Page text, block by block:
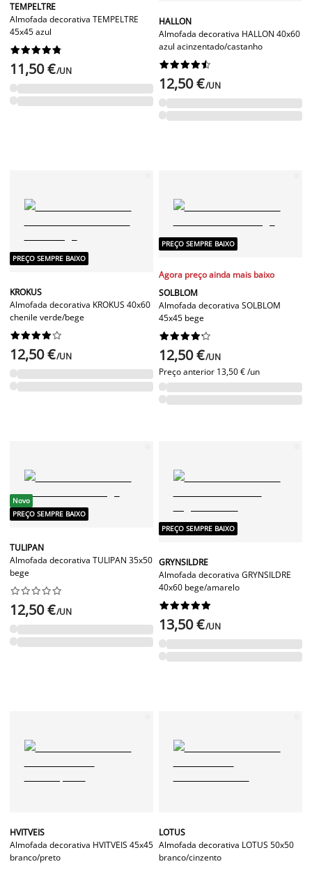
TEMPELTRE
Almofada decorativa TEMPELTRE
45x45 azul






11,50 €/UN
HALLON
Almofada decorativa HALLON 40x60
azul acinzentado/castanho






12,50 €/UN
PREÇO SEMPRE BAIXO
KROKUS
Almofada decorativa KROKUS 40x60
chenile verde/bege






12,50 €/UN
PREÇO SEMPRE BAIXO
Agora preço ainda mais baixo
SOLBLOM
Almofada decorativa SOLBLOM
45x45 bege






12,50 €/UN
Preço anterior 13,50 € /un
Novo
PREÇO SEMPRE BAIXO
TULIPAN
Almofada decorativa TULIPAN 35x50
bege






12,50 €/UN
PREÇO SEMPRE BAIXO
GRYNSILDRE
Almofada decorativa GRYNSILDRE
40x60 bege/amarelo






13,50 €/UN
HVITVEIS
Almofada decorativa HVITVEIS 45x45
branco/preto
LOTUS
Almofada decorativa LOTUS 50x50
branco/cinzento